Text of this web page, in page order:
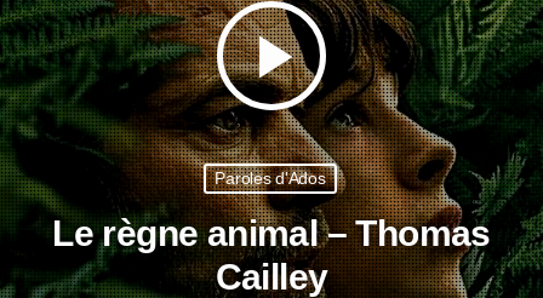
play_arrow
Paroles d'Ados
Le règne animal – Thomas
Cailley